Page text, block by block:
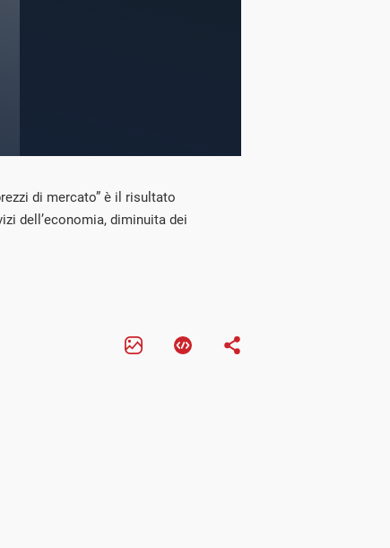
di mercato” è il risultato
dell’economia, diminuita dei